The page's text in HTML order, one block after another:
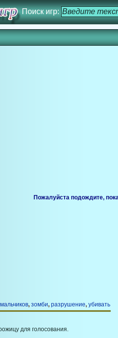
Поиск игр:
Игра начнется через 25 сек. Кликните
, зомби, разрушение, убивать
для голосования.